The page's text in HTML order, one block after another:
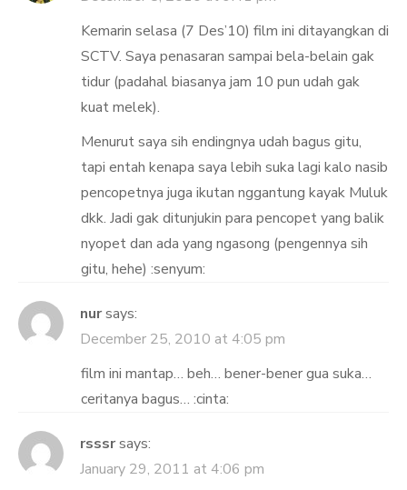
Kemarin selasa (7 Des’10) film ini ditayangkan di
SCTV. Saya penasaran sampai bela-belain gak
tidur (padahal biasanya jam 10 pun udah gak
kuat melek).
Menurut saya sih endingnya udah bagus gitu,
tapi entah kenapa saya lebih suka lagi kalo nasib
pencopetnya juga ikutan nggantung kayak Muluk
dkk. Jadi gak ditunjukin para pencopet yang balik
nyopet dan ada yang ngasong (pengennya sih
gitu, hehe) :senyum:
nursays:
December 25, 2010 at 4:05 pm
film ini mantap… beh… bener-bener gua suka…
ceritanya bagus… :cinta:
rsssrsays:
January 29, 2011 at 4:06 pm